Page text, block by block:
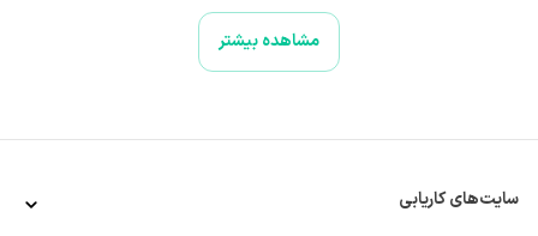
مشاهده بیشتر
سایت‌های کاریابی